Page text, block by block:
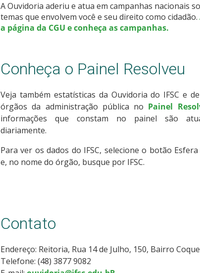
A Ouvidoria aderiu e atua em campanhas nacionais
temas que envolvem você e seu direito como cidadão.
a página da CGU e conheça as campanhas.
Conheça o Painel Resolveu
Veja também estatísticas da Ouvidoria do IFSC e
órgãos da administração pública no Painel
informações que constam no painel são
diariamente.
Para ver os dados do IFSC, selecione o botão Esfera
e, no nome do órgão, busque por IFSC.
Contato
Endereço: Reitoria, Rua 14 de Julho, 150, Bairro
Telefone: (48) 3877 9082